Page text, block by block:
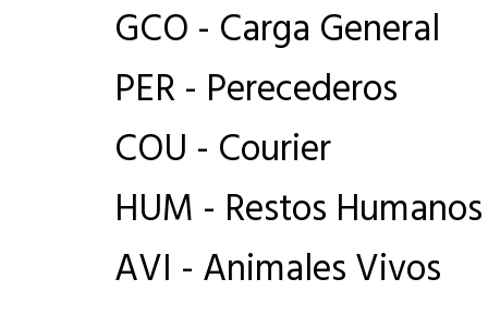
GCO - Carga General
PER - Perecederos
COU - Courier
HUM - Restos Humanos
AVI - Animales Vivos